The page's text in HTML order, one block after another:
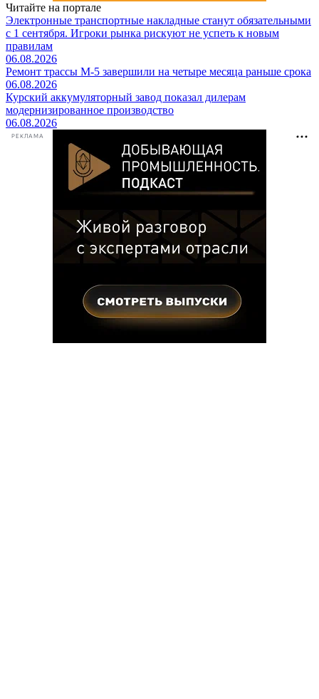
Читайте на портале
Электронные транспортные накладные станут обязательными
с 1 сентября. Игроки рынка рискуют не успеть к новым
правилам
06.08.2026
Ремонт трассы М-5 завершили на четыре месяца раньше срока
06.08.2026
Курский аккумуляторный завод показал дилерам
модернизированное производство
06.08.2026
РЕКЛАМА